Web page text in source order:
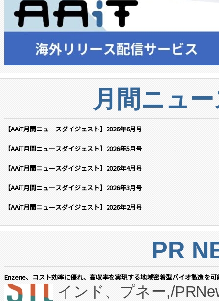
月間ニュ
【AAiT月間ニュースダイジェスト】2026年6月号
【AAiT月間ニュースダイジェスト】2026年5月号
【AAiT月間ニュースダイジェスト】2026年4月号
【AAiT月間ニュースダイジェスト】2026年3月号
【AAiT月間ニュースダイジェスト】2026年2月号
PR
Enzene、コスト効率に優れ、高収率を実現する地域密着型バイオ製造を
インド、プネー,/